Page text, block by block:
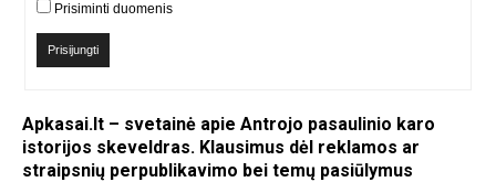
Prisiminti duomenis
Prisijungti
Apkasai.lt – svetainė apie Antrojo pasaulinio karo
istorijos skeveldras. Klausimus dėl reklamos ar
straipsnių perpublikavimo bei temų pasiūlymus